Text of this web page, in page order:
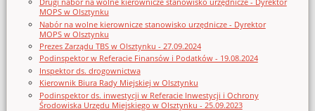
MOPS w Olsztynku
Nabór na wolne kierownicze stanowisko urzędnicze - Dyrektor
MOPS w Olsztynku
Prezes Zarządu TBS w Olsztynku - 27.09.2024
Podinspektor w Referacie Finansów i Podatków - 19.08.2024
Inspektor ds. drogownictwa
Kierownik Biura Rady Miejskiej w Olsztynku
Podinspektor ds. inwestycji w Referacie Inwestycji i Ochrony
Środowiska Urzędu Miejskiego w Olsztynku - 25.09.2023